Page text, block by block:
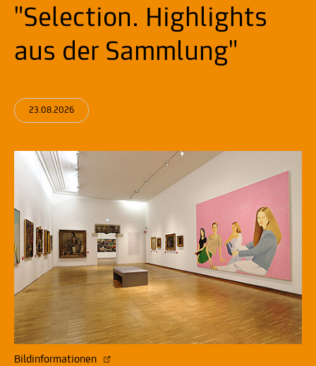
"Selection. Highlights
aus der Sammlung"
23.08.2026
Bildinformationen